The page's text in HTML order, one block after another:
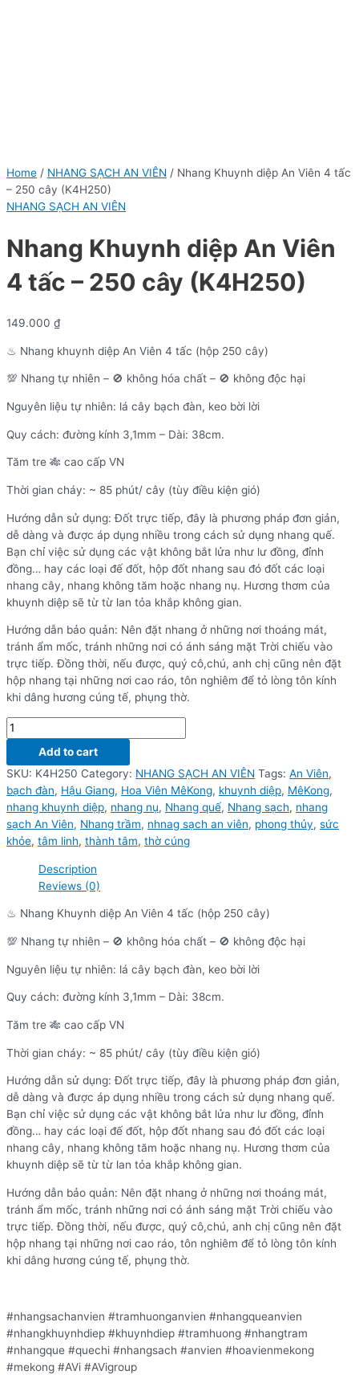
Home / NHANG SẠCH AN VIÊN / Nhang Khuynh diệp An Viên 4 tấc
– 250 cây (K4H250)
NHANG SẠCH AN VIÊN
Nhang Khuynh diệp An Viên
4 tấc – 250 cây (K4H250)
149.000 ₫
♨ Nhang khuynh diệp An Viên 4 tấc (hộp 250 cây)
💯 Nhang tự nhiên – 🚫 không hóa chất – 🚫 không độc hại
Nguyên liệu tự nhiên: lá cây bạch đàn, keo bời lời
Quy cách: đường kính 3,1mm – Dài: 38cm.
Tăm tre 🎋 cao cấp VN
Thời gian cháy: ~ 85 phút/ cây (tùy điều kiện gió)
Hướng dẫn sử dụng: Đốt trực tiếp, đây là phương pháp đơn giản,
dễ dàng và được áp dụng nhiều trong cách sử dụng nhang quế.
Bạn chỉ việc sử dụng các vật không bắt lửa như lư đồng, đỉnh
đồng… hay các loại đế đốt, hộp đốt nhang sau đó đốt các loại
nhang cây, nhang không tăm hoặc nhang nụ. Hương thơm của
khuynh diệp sẽ từ từ lan tỏa khắp không gian.
Hướng dẫn bảo quản: Nên đặt nhang ở những nơi thoáng mát,
tránh ẩm mốc, tránh những nơi có ánh sáng mặt Trời chiếu vào
trực tiếp. Đồng thời, nếu được, quý cô,chú, anh chị cũng nên đặt
hộp nhang tại những nơi cao ráo, tôn nghiêm để tỏ lòng tôn kính
khi dâng hương cúng tế, phụng thờ.
Add to cart
SKU: K4H250 Category: NHANG SẠCH AN VIÊN Tags: An Viên,
bạch đàn, Hậu Giang, Hoa Viên MêKong, khuynh diệp, MêKong,
nhang khuynh diệp, nhang nụ, Nhang quế, Nhang sạch, nhang
sạch An Viên, Nhang trầm, nhnag sạch an viên, phong thủy, sức
khỏe, tâm linh, thành tâm, thờ cúng
Description
Reviews (0)
♨ Nhang Khuynh diệp An Viên 4 tấc (hộp 250 cây)
💯 Nhang tự nhiên – 🚫 không hóa chất – 🚫 không độc hại
Nguyên liệu tự nhiên: lá cây bạch đàn, keo bời lời
Quy cách: đường kính 3,1mm – Dài: 38cm.
Tăm tre 🎋 cao cấp VN
Thời gian cháy: ~ 85 phút/ cây (tùy điều kiện gió)
Hướng dẫn sử dụng: Đốt trực tiếp, đây là phương pháp đơn giản,
dễ dàng và được áp dụng nhiều trong cách sử dụng nhang quế.
Bạn chỉ việc sử dụng các vật không bắt lửa như lư đồng, đỉnh
đồng… hay các loại đế đốt, hộp đốt nhang sau đó đốt các loại
nhang cây, nhang không tăm hoặc nhang nụ. Hương thơm của
khuynh diệp sẽ từ từ lan tỏa khắp không gian.
Hướng dẫn bảo quản: Nên đặt nhang ở những nơi thoáng mát,
tránh ẩm mốc, tránh những nơi có ánh sáng mặt Trời chiếu vào
trực tiếp. Đồng thời, nếu được, quý cô,chú, anh chị cũng nên đặt
hộp nhang tại những nơi cao ráo, tôn nghiêm để tỏ lòng tôn kính
khi dâng hương cúng tế, phụng thờ.
#nhangsachanvien #tramhuonganvien #nhangqueanvien
#nhangkhuynhdiep #khuynhdiep #tramhuong #nhangtram
#nhangque #quechi #nhangsach #anvien #hoavienmekong
#mekong #AVi #AVigroup